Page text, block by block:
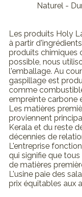
Naturel -
Les produits Holy
à partir
produits chimiques
possible, nous
l'emballage. Au
gaspillage est
comme
empreinte carbone
Les matières
proviennent
Kerala et du reste
décennies de
L'entreprise
qui signifie que
de matières
L'usine paie des
prix équitables aux